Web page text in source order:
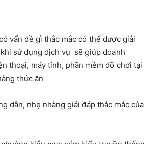
vấn đề gì thắc mắc có thể được giải
sử dụng dịch vụ sẽ giúp doanh
thoại, máy tính, phần mềm đồ chơi tại
thức ăn
dẫn, nhẹ nhàng giải đáp thắc mắc của